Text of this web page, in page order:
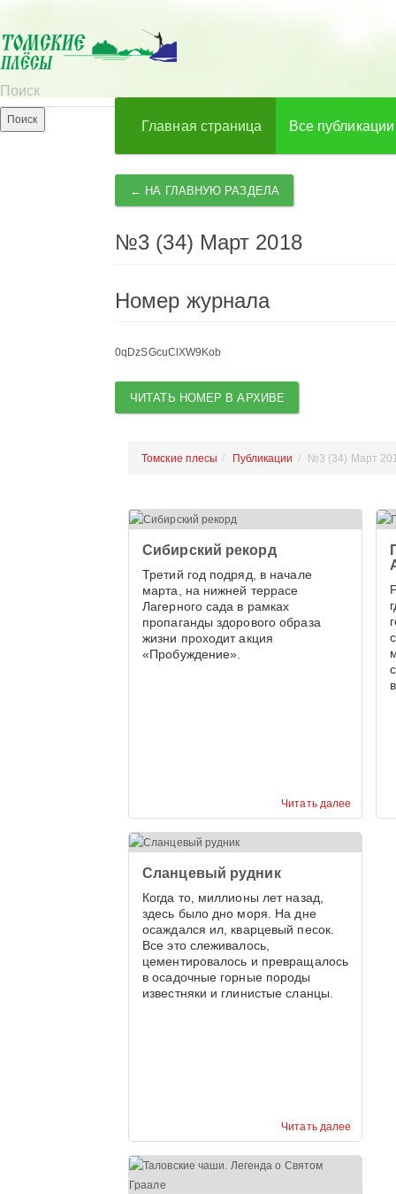
Главная страница Все публикации
← НА ГЛАВНУЮ РАЗДЕЛА
№3 (34) Март 2018
Номер журнала
0qDzSGcuClXW9Kob
ЧИТАТЬ НОМЕР В АРХИВЕ
Томские плесы Публикации №3 (34) Март
Читать далее
Сибирский рекорд
Третий год подряд, в начале
марта, на нижней террасе
Лагерного сада в рамках
пропаганды здорового образа
жизни проходит акция
«Пробуждение».
Читать далее
Сланцевый рудник
Когда то, миллионы лет назад,
здесь было дно моря. На дне
осаждался ил, кварцевый песок.
Все это слеживалось,
цементировалось и превращалось
в осадочные горные породы
известняки и глинистые сланцы.